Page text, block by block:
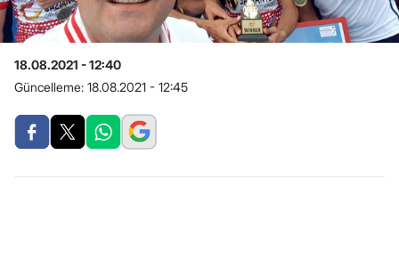
18.08.2021 - 12:40
Güncelleme: 18.08.2021 - 12:45